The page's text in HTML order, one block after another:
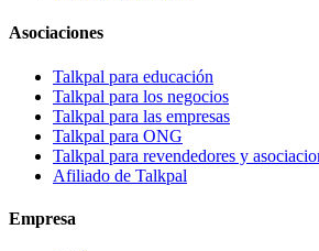
Asociaciones
Talkpal para educación
Talkpal para los negocios
Talkpal para las empresas
Talkpal para ONG
Talkpal para revendedores y
Afiliado de Talkpal
Empresa